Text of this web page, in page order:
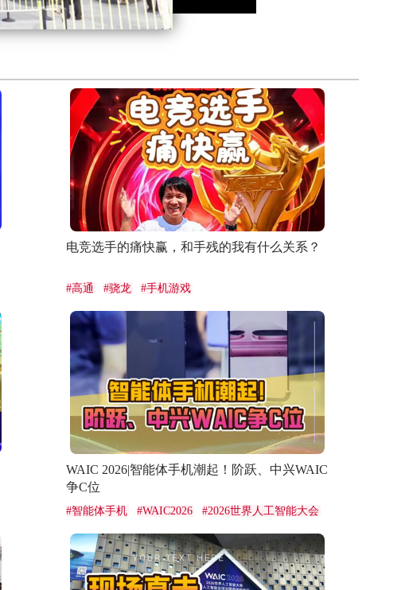
电竞选手的痛快赢，和手残的我有什么关系？
#高通 #骁龙 #手机游戏
WAIC 2026|智能体手机潮起！阶跃、中兴WAIC
争C位
#智能体手机 #WAIC2026 #2026世界人工智能大会